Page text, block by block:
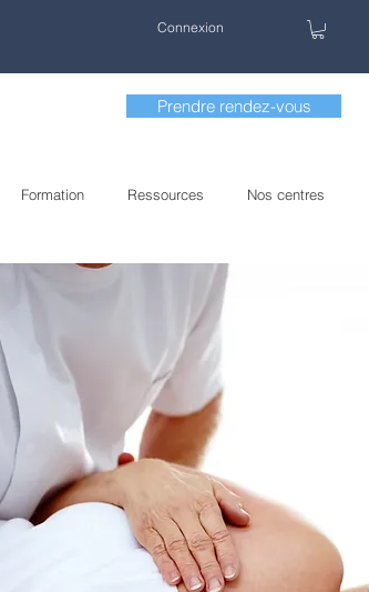
Connexion
Prendre rendez-vous
Formation Ressources Nos centres